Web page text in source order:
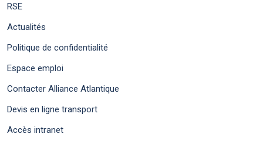
RSE
Actualités
Politique de confidentialité
Espace emploi
Contacter Alliance Atlantique
Devis en ligne transport
Accès intranet